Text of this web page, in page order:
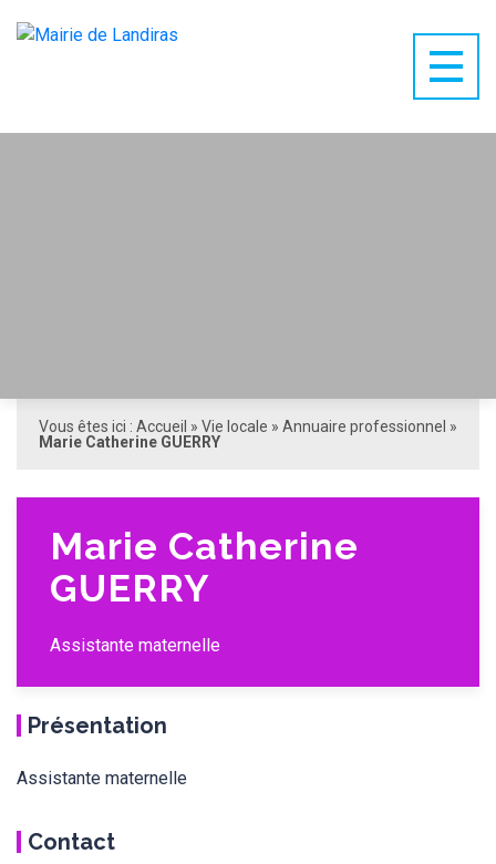
Vous êtes ici : Accueil » Vie locale » Annuaire professionnel »
Marie Catherine GUERRY
Marie Catherine
GUERRY
Assistante maternelle
Présentation
Assistante maternelle
Contact